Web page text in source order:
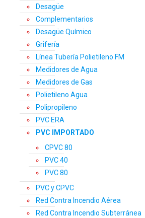
Desagüe
Complementarios
Desagüe Químico
Grifería
Línea Tubería Polietileno FM
Medidores de Agua
Medidores de Gas
Polietileno Agua
Polipropileno
PVC ERA
PVC IMPORTADO
CPVC 80
PVC 40
PVC 80
PVC y CPVC
Red Contra Incendio Aérea
Red Contra Incendio Subterránea